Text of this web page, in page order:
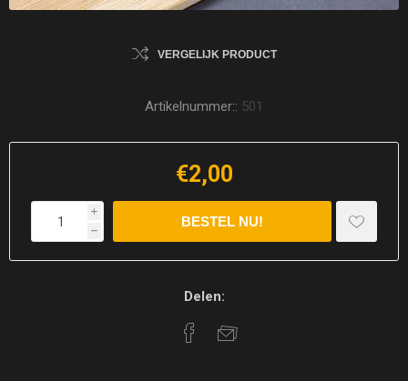
VERGELIJK PRODUCT
Artikelnummer:: 501
€2,00
i
h
Delen: